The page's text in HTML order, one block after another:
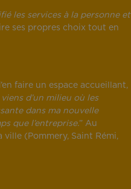
les services à la personne et
ses propres choix tout en
faire un espace accueillant,
d’un milieu où les
dans ma nouvelle
que l’entreprise.” Au
(Pommery, Saint Rémi,